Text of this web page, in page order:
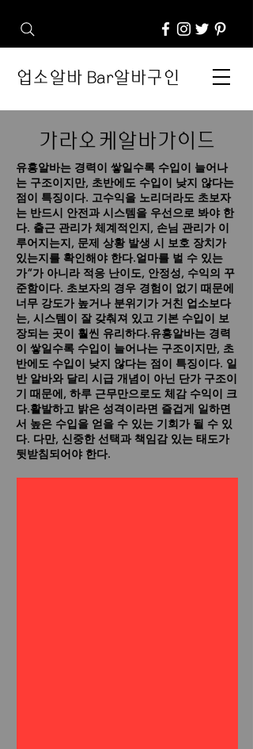
업소알바 Bar알바구인
가라오케알바가이드
유흥알바는 경력이 쌓일수록 수입이 늘어나
는 구조이지만, 초반에도 수입이 낮지 않다는
점이 특징이다. 고수익을 노리더라도 초보자
는 반드시 안전과 시스템을 우선으로 봐야 한
다. 출근 관리가 체계적인지, 손님 관리가 이
루어지는지, 문제 상황 발생 시 보호 장치가
있는지를 확인해야 한다.얼마를 벌 수 있는
가”가 아니라 적응 난이도, 안정성, 수익의 꾸
준함이다. 초보자의 경우 경험이 없기 때문에
너무 강도가 높거나 분위기가 거친 업소보다
는, 시스템이 잘 갖춰져 있고 기본 수입이 보
장되는 곳이 훨씬 유리하다.유흥알바는 경력
이 쌓일수록 수입이 늘어나는 구조이지만, 초
반에도 수입이 낮지 않다는 점이 특징이다. 일
반 알바와 달리 시급 개념이 아닌 단가 구조이
기 때문에, 하루 근무만으로도 체감 수익이 크
다.활발하고 밝은 성격이라면 즐겁게 일하면
서 높은 수입을 얻을 수 있는 기회가 될 수 있
다. 다만, 신중한 선택과 책임감 있는 태도가
뒷받침되어야 한다.